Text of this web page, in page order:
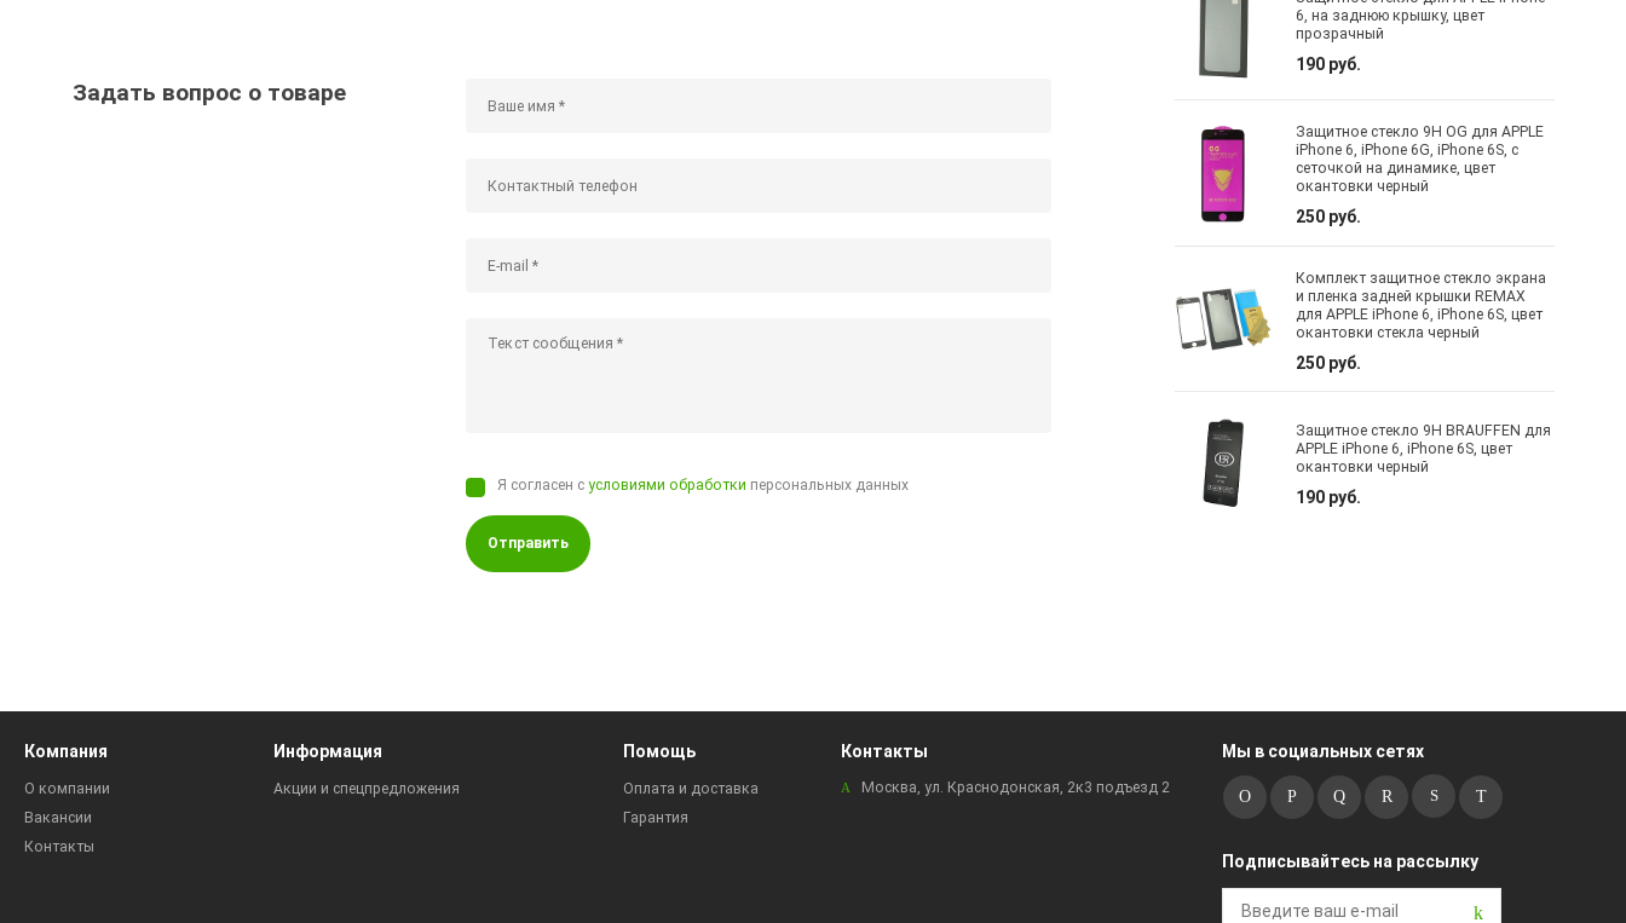
Задать вопрос о товаре
Я согласен сусловиями обработки персональных данных
Отправить
6, на заднюю крышку, цвет
прозрачный
190 руб.
Защитное стекло 9H OG для APPLE
iPhone 6, iPhone 6G, iPhone 6S, с
сеточкой на динамике, цвет
окантовки черный
250 руб.
Комплект защитное стекло экрана
и пленка задней крышки REMAX
для APPLE iPhone 6, iPhone 6S, цвет
окантовки стекла черный
250 руб.
Защитное стекло 9H BRAUFFEN для
APPLE iPhone 6, iPhone 6S, цвет
окантовки черный
190 руб.
Компания
О компании
Вакансии
Контакты
Информация
Акции и спецпредложения
Помощь
Оплата и доставка
Гарантия
Контакты
Москва, ул. Краснодонская, 2к3 подъезд 2
Мы в социальных сетях
Подписывайтесь на рассылку